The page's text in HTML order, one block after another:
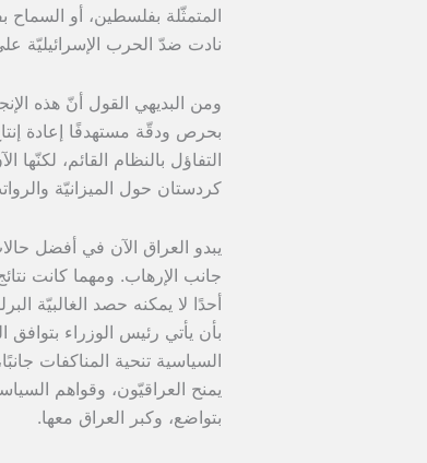
المتمثّلة بفلسطين، أو
نادت ضدّ الحرب الإسرائيليّة
ومن البديهي القول أنّ هذه
بحرص ودقّة مستهدفًا إعادة
التفاؤل بالنظام القائم،
كردستان حول الميزانيّة
يبدو العراق الآن في أفضل
أحدًا لا يمكنه حصد الغالبيّة
بأن يأتي رئيس الوزراء
السياسية تنحية المناكفات
يمنح العراقيّون، وقواهم
بتواضع، وكبر العراق معها.